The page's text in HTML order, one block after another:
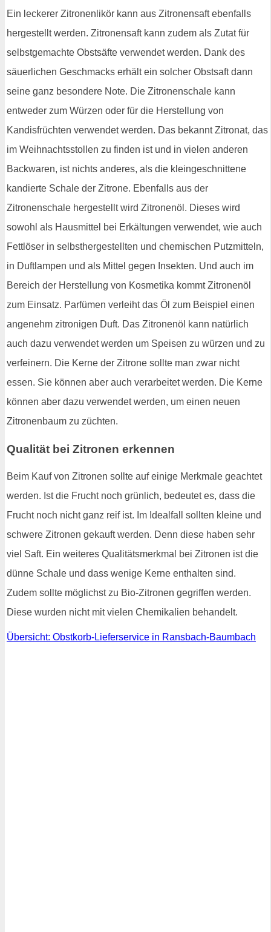
Ein leckerer Zitronenlikör kann aus Zitronensaft ebenfalls
hergestellt werden. Zitronensaft kann zudem als Zutat für
selbstgemachte Obstsäfte verwendet werden. Dank des
säuerlichen Geschmacks erhält ein solcher Obstsaft dann
seine ganz besondere Note. Die Zitronenschale kann
entweder zum Würzen oder für die Herstellung von
Kandisfrüchten verwendet werden. Das bekannt Zitronat, das
im Weihnachtsstollen zu finden ist und in vielen anderen
Backwaren, ist nichts anderes, als die kleingeschnittene
kandierte Schale der Zitrone. Ebenfalls aus der
Zitronenschale hergestellt wird Zitronenöl. Dieses wird
sowohl als Hausmittel bei Erkältungen verwendet, wie auch
Fettlöser in selbsthergestellten und chemischen Putzmitteln,
in Duftlampen und als Mittel gegen Insekten. Und auch im
Bereich der Herstellung von Kosmetika kommt Zitronenöl
zum Einsatz. Parfümen verleiht das Öl zum Beispiel einen
angenehm zitronigen Duft. Das Zitronenöl kann natürlich
auch dazu verwendet werden um Speisen zu würzen und zu
verfeinern. Die Kerne der Zitrone sollte man zwar nicht
essen. Sie können aber auch verarbeitet werden. Die Kerne
können aber dazu verwendet werden, um einen neuen
Zitronenbaum zu züchten.
Qualität bei Zitronen erkennen
Beim Kauf von Zitronen sollte auf einige Merkmale geachtet
werden. Ist die Frucht noch grünlich, bedeutet es, dass die
Frucht noch nicht ganz reif ist. Im Idealfall sollten kleine und
schwere Zitronen gekauft werden. Denn diese haben sehr
viel Saft. Ein weiteres Qualitätsmerkmal bei Zitronen ist die
dünne Schale und dass wenige Kerne enthalten sind.
Zudem sollte möglichst zu Bio-Zitronen gegriffen werden.
Diese wurden nicht mit vielen Chemikalien behandelt.
Übersicht: Obstkorb-Lieferservice in Ransbach-Baumbach